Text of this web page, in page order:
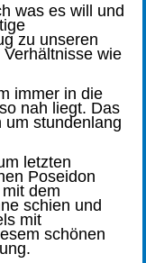
was es will und
zu unseren
wie
immer in die
nah liegt. Das
um stundenlang
letzten
Poseidon
dem
schien und
mit
schönen